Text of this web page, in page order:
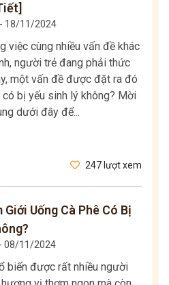
18/11/2024
việc cùng nhiều vấn đề khác
người trẻ đang phải thức
một vấn đề được đặt ra đó
có bị yếu sinh lý không? Mời
dưới đây để...
247 lượt xem
Giới Uống Cà Phê Có Bị
08/11/2024
biến được rất nhiều người